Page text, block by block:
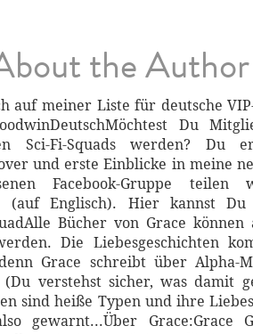
the Author
auf meiner Liste für deutsche
Du
Sci-Fi-Squads werden? Du
und erste Einblicke in meine
Facebook-Gruppe
(auf Englisch). Hier kannst Du
Bücher von Grace können
Die Liebesgeschichten
Grace schreibt über Alpha-
(Du verstehst sicher, was damit
sind heiße Typen und ihre
gewarnt...Über Grace:Grace